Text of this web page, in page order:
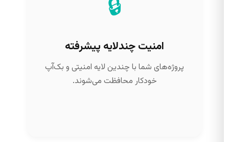
🔒
امنیت چندلایه پیشرفته
پروژه‌های شما با چندین لایه امنیتی و بک‌آپ
خودکار محافظت می‌شوند.